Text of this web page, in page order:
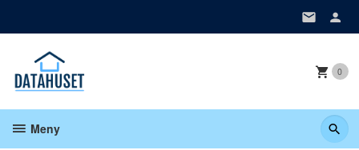
0
Meny